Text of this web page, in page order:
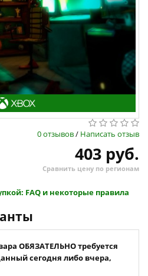
0 отзывов/ Написать отзыв
403 руб.
Сравнить цену по регионам
FAQ и некоторые правила
ОБЯЗАТЕЛЬНО требуется
сегодня либо вчера,